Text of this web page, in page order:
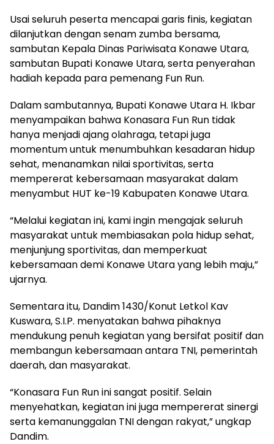
Usai seluruh peserta mencapai garis finis, kegiatan
dilanjutkan dengan senam zumba bersama,
sambutan Kepala Dinas Pariwisata Konawe Utara,
sambutan Bupati Konawe Utara, serta penyerahan
hadiah kepada para pemenang Fun Run.
Dalam sambutannya, Bupati Konawe Utara H. Ikbar
menyampaikan bahwa Konasara Fun Run tidak
hanya menjadi ajang olahraga, tetapi juga
momentum untuk menumbuhkan kesadaran hidup
sehat, menanamkan nilai sportivitas, serta
mempererat kebersamaan masyarakat dalam
menyambut HUT ke-19 Kabupaten Konawe Utara.
“Melalui kegiatan ini, kami ingin mengajak seluruh
masyarakat untuk membiasakan pola hidup sehat,
menjunjung sportivitas, dan memperkuat
kebersamaan demi Konawe Utara yang lebih maju,”
ujarnya.
Sementara itu, Dandim 1430/Konut Letkol Kav
Kuswara, S.I.P. menyatakan bahwa pihaknya
mendukung penuh kegiatan yang bersifat positif dan
membangun kebersamaan antara TNI, pemerintah
daerah, dan masyarakat.
“Konasara Fun Run ini sangat positif. Selain
menyehatkan, kegiatan ini juga mempererat sinergi
serta kemanunggalan TNI dengan rakyat,” ungkap
Dandim.